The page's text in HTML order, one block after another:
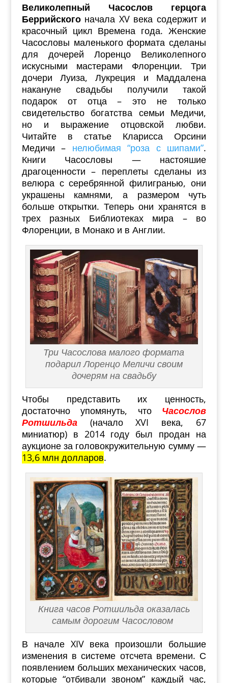
Великолепный Часослов герцога
Беррийскогоначала XV века содержит и
красочный цикл Времена года. Женские
Часословы маленького формата сделаны
для дочерей Лоренцо Великолепного
искусными мастерами Флоренции. Три
дочери Луиза, Лукреция и Маддалена
накануне свадьбы получили такой
подарок от отца – это не только
свидетельство богатства семьи Медичи,
но и выражение отцовской любви.
Читайте в статье Кларисса Орсини
Медичи – нелюбимая “роза с шипами”.
Книги Часословы — настояшие
драгоценности – переплеты сделаны из
велюра с серебрянной филигранью, они
украшены камнями, а размером чуть
больше открытки. Теперь они хранятся в
трех разных Библиотеках мира – во
Флоренции, в Монако и в Англии.
Три Часослова малого формата
подарил Лоренцо Меличи своим
дочерям на свадьбу
Чтобы представить их ценность,
достаточно упомянуть, что Часослов
Ротшильда
(начало XVI века, 67
миниатюр) в 2014 году был продан на
аукционе за головокружительную сумму —
13,6 млн долларов.
Книга часов Ротшильда оказалась
самым дорогим Часословом
В начале XIV века произошли большие
изменения в системе отсчета времени. С
появлением больших механических часов,
которые “отбивали звоном” каждый час,